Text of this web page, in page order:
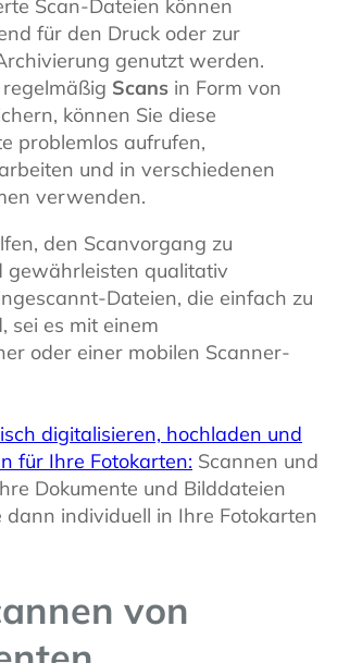
Scan-Dateien können
für den Druck oder zur
genutzt werden.
Scans in Form von
können Sie diese
problemlos aufrufen,
und in verschiedenen
verwenden.
den Scanvorgang zu
gewährleisten qualitativ
Dateien, die einfach zu
sei es mit einem
oder einer mobilen Scanner-
digitalisieren, hochladen und
für Ihre Fotokarten: Scannen und
Dokumente und Bilddateien
dann individuell in Ihre Fotokarten
von